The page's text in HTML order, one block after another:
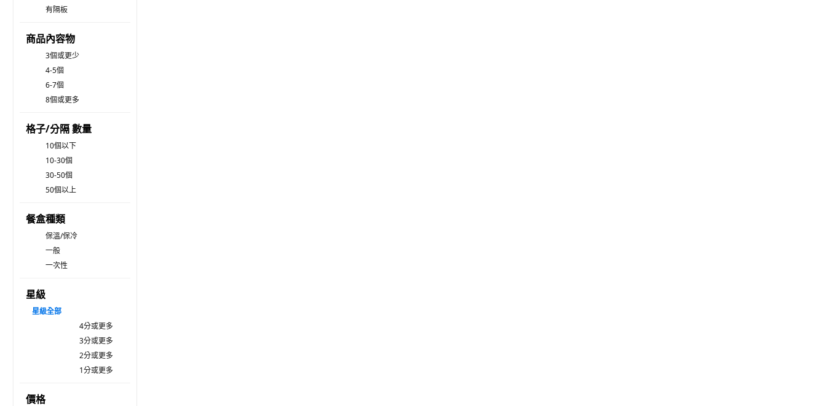
有隔板
商品內容物
3個或更少
4-5個
6-7個
8個或更多
格子/分隔 數量
10個以下
10-30個
30-50個
50個以上
餐盒種類
保溫/保冷
一般
一次性
星級
星級全部
4分或更多
3分或更多
2分或更多
1分或更多
價格